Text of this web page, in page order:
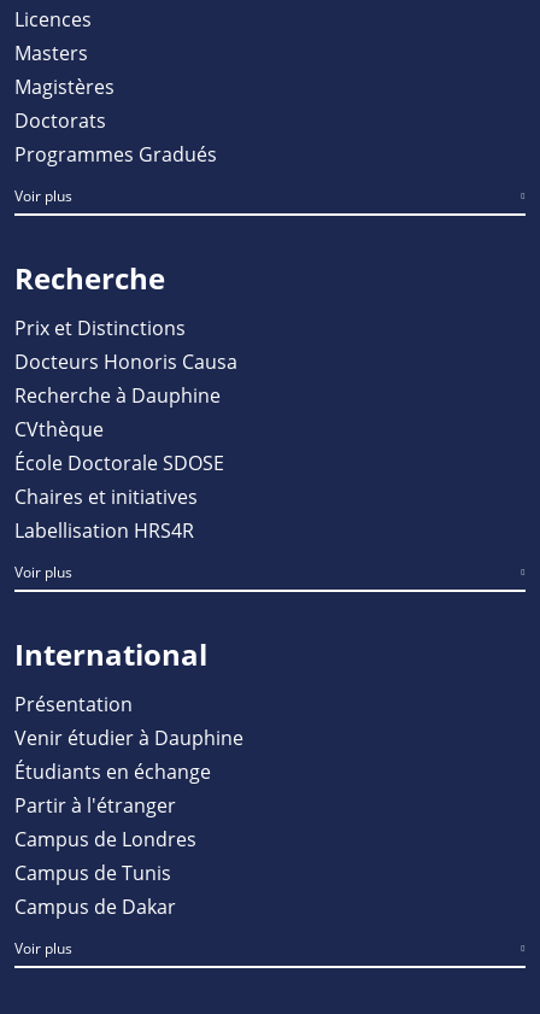
Licences
Masters
Magistères
Doctorats
Programmes Gradués
Voir plus
Recherche
Prix et Distinctions
Docteurs Honoris Causa
Recherche à Dauphine
CVthèque
École Doctorale SDOSE
Chaires et initiatives
Labellisation HRS4R
Voir plus
International
Présentation
Venir étudier à Dauphine
Étudiants en échange
Partir à l'étranger
Campus de Londres
Campus de Tunis
Campus de Dakar
Voir plus